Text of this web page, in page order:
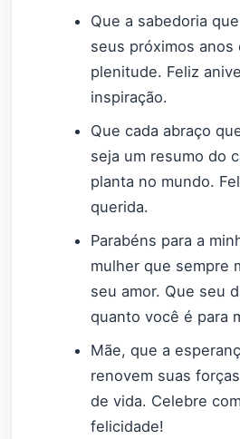
Que a sabedoria
seus próximos anos
plenitude. Feliz
inspiração.
Que cada abraço
seja um resumo do
planta no mundo.
querida.
Parabéns para a
mulher que sempre
seu amor. Que seu
quanto você é para
Mãe, que a
renovem suas
de vida. Celebre
felicidade!